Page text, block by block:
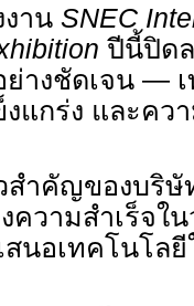
าน SNEC
ปีนี้ปิด
างชัดเจน —
แกร่ง และคว
สำคัญของบริษั
ความสำเร็จใ
นอเทคโนโล